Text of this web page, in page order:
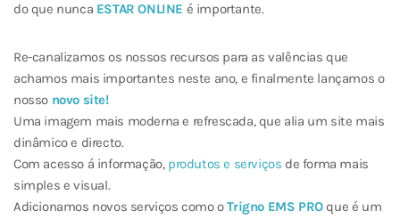
do que nunca ESTAR ONLINE é importante.
Re-canalizamos os nossos recursos para as valências que
achamos mais importantes neste ano, e finalmente lançamos o
nosso novo site!
Uma imagem mais moderna e refrescada, que alia um site mais
dinâmico e directo.
Com acesso á informação, produtos e serviços de forma mais
simples e visual.
Adicionamos novos serviços como oTrigno EMS PROque é um